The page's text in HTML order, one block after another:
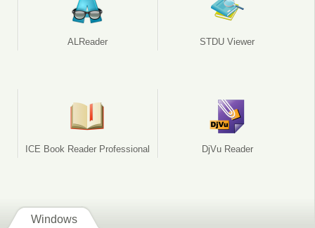
ALReader STDU Viewer
ICE Book Reader Professional DjVu Reader
Windows